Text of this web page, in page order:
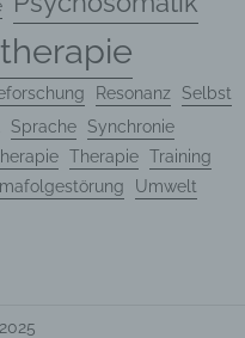
Resonanz Selbst
Sprache Synchronie
Therapie Training
Umwelt
und